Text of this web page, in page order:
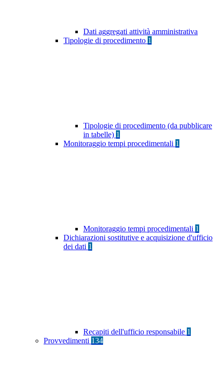
Dati aggregati attività amministrativa
Tipologie di procedimento 1
Tipologie di procedimento (da pubblicare
in tabelle) 1
Monitoraggio tempi procedimentali 1
Monitoraggio tempi procedimentali 1
Dichiarazioni sostitutive e acquisizione d'ufficio
dei dati 1
Recapiti dell'ufficio responsabile 1
Provvedimenti 134